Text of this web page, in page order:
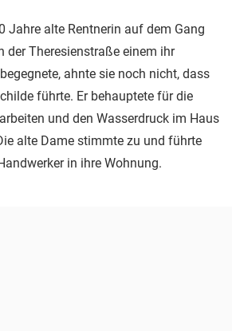
Jahre alte Rentnerin auf dem Gang
der Theresienstraße einem ihr
ahnte sie noch nicht, dass
führte. Er behauptete für die
und den Wasserdruck im Haus
alte Dame stimmte zu und führte
in ihre Wohnung.